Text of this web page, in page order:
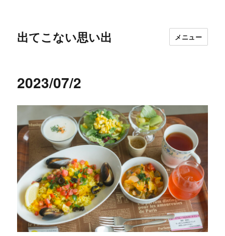
出てこない思い出 メニュー
2023/07/2